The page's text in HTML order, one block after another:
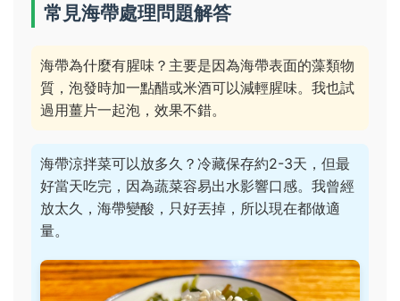
常見海帶處理問題解答
海帶為什麼有腥味？主要是因為海帶表面的藻類物
質，泡發時加一點醋或米酒可以減輕腥味。我也試
過用薑片一起泡，效果不錯。
海帶涼拌菜可以放多久？冷藏保存約2-3天，但最
好當天吃完，因為蔬菜容易出水影響口感。我曾經
放太久，海帶變酸，只好丟掉，所以現在都做適
量。